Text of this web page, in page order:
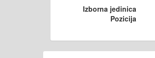
Izborna jedinica
Pozicija